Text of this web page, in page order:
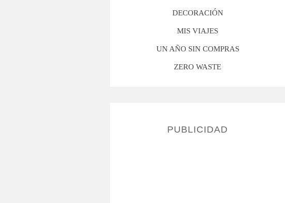
DECORACIÓN
MIS VIAJES
UN AÑO SIN COMPRAS
ZERO WASTE
PUBLICIDAD